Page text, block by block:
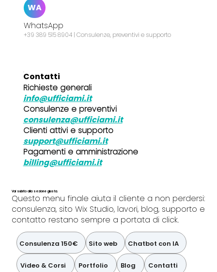
Contatti
Richieste generali
info@ufficiami.it
Consulenze e preventivi
consulenza@ufficiami.it
Clienti attivi e supporto
support@ufficiami.it
Pagamenti e amministrazione
billing@ufficiami.it
WA
WhatsApp
+39 389 515 8904 | Consulenze, preventivi e supporto
Vai subito alla sezione giusta.
Questo menu finale aiuta il cliente a non perdersi:
consulenza, sito Wix Studio, lavori, blog, supporto e
contatto restano sempre a portata di click.
Consulenza 150€ Sito web Chatbot con IA
Video & Corsi Portfolio Blog Contatti